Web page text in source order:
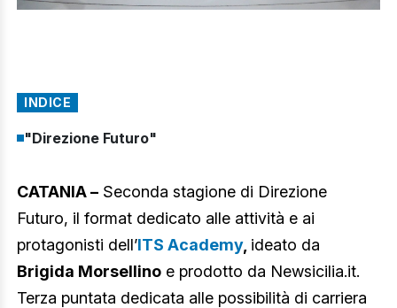
INDICE
"Direzione Futuro"
CATANIA – Seconda stagione di Direzione
Futuro, il format dedicato alle attività e ai
protagonisti dell’ITS Academy, ideato da
Brigida Morsellino e prodotto da Newsicilia.it.
Terza puntata dedicata alle possibilità di carriera